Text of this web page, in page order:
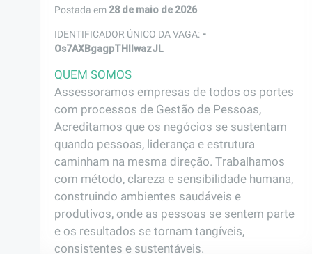
Postada em 28 de maio de 2026
IDENTIFICADOR ÚNICO DA VAGA: -
Os7AXBgagpTHIIwazJL
QUEM SOMOS
Assessoramos empresas de todos os portes
com processos de Gestão de Pessoas,
Acreditamos que os negócios se sustentam
quando pessoas, liderança e estrutura
caminham na mesma direção. Trabalhamos
com método, clareza e sensibilidade humana,
construindo ambientes saudáveis e
produtivos, onde as pessoas se sentem parte
e os resultados se tornam tangíveis,
consistentes e sustentáveis.